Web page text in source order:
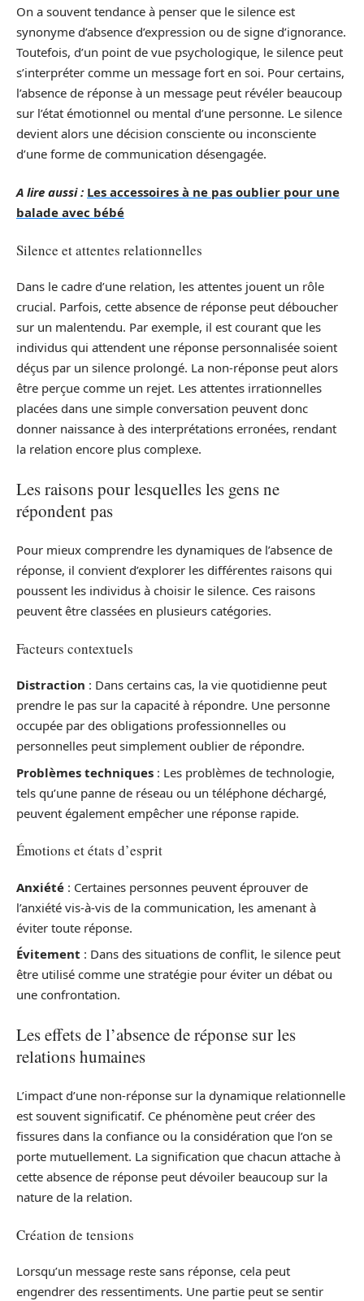
On a souvent tendance à penser que le silence est
synonyme d’absence d’expression ou de signe d’ignorance.
Toutefois, d’un point de vue psychologique, le silence peut
s’interpréter comme un message fort en soi. Pour certains,
l’absence de réponse à un message peut révéler beaucoup
sur l’état émotionnel ou mental d’une personne. Le silence
devient alors une décision consciente ou inconsciente
d’une forme de communication désengagée.
A lire aussi : Les accessoires à ne pas oublier pour une
balade avec bébé
Silence et attentes relationnelles
Dans le cadre d’une relation, les attentes jouent un rôle
crucial. Parfois, cette absence de réponse peut déboucher
sur un malentendu. Par exemple, il est courant que les
individus qui attendent une réponse personnalisée soient
déçus par un silence prolongé. La non-réponse peut alors
être perçue comme un rejet. Les attentes irrationnelles
placées dans une simple conversation peuvent donc
donner naissance à des interprétations erronées, rendant
la relation encore plus complexe.
Les raisons pour lesquelles les gens ne
répondent pas
Pour mieux comprendre les dynamiques de l’absence de
réponse, il convient d’explorer les différentes raisons qui
poussent les individus à choisir le silence. Ces raisons
peuvent être classées en plusieurs catégories.
Facteurs contextuels
Distraction : Dans certains cas, la vie quotidienne peut
prendre le pas sur la capacité à répondre. Une personne
occupée par des obligations professionnelles ou
personnelles peut simplement oublier de répondre.
Problèmes techniques : Les problèmes de technologie,
tels qu’une panne de réseau ou un téléphone déchargé,
peuvent également empêcher une réponse rapide.
Émotions et états d’esprit
Anxiété : Certaines personnes peuvent éprouver de
l’anxiété vis-à-vis de la communication, les amenant à
éviter toute réponse.
Évitement : Dans des situations de conflit, le silence peut
être utilisé comme une stratégie pour éviter un débat ou
une confrontation.
Les effets de l’absence de réponse sur les
relations humaines
L’impact d’une non-réponse sur la dynamique relationnelle
est souvent significatif. Ce phénomène peut créer des
fissures dans la confiance ou la considération que l’on se
porte mutuellement. La signification que chacun attache à
cette absence de réponse peut dévoiler beaucoup sur la
nature de la relation.
Création de tensions
Lorsqu’un message reste sans réponse, cela peut
engendrer des ressentiments. Une partie peut se sentir